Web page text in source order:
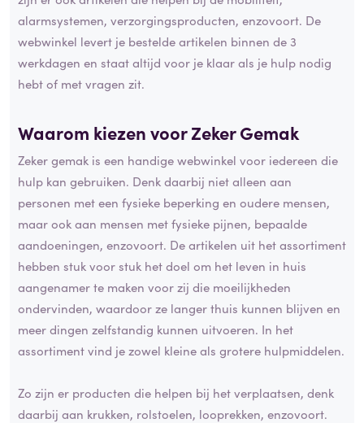
alarmsystemen, verzorgingsproducten, enzovoort. De
webwinkel levert je bestelde artikelen binnen de 3
werkdagen en staat altijd voor je klaar als je hulp nodig
hebt of met vragen zit.
Waarom kiezen voor Zeker Gemak
Zeker gemak is een handige webwinkel voor iedereen die
hulp kan gebruiken. Denk daarbij niet alleen aan
personen met een fysieke beperking en oudere mensen,
maar ook aan mensen met fysieke pijnen, bepaalde
aandoeningen, enzovoort. De artikelen uit het assortiment
hebben stuk voor stuk het doel om het leven in huis
aangenamer te maken voor zij die moeilijkheden
ondervinden, waardoor ze langer thuis kunnen blijven en
meer dingen zelfstandig kunnen uitvoeren. In het
assortiment vind je zowel kleine als grotere hulpmiddelen.
Zo zijn er producten die helpen bij het verplaatsen, denk
daarbij aan krukken, rolstoelen, looprekken, enzovoort.